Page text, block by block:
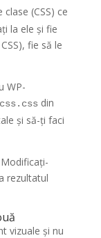
(CSS) ce
la ele și fie
fie să le
WP-
din
și să-ți faci
rezultatul
vizuale și nu